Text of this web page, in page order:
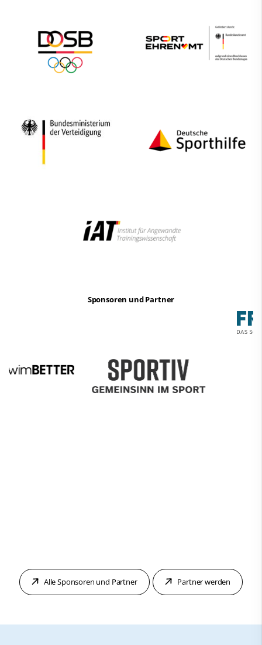
Sponsoren und Partner
Alle Sponsoren und Partner Partner werden